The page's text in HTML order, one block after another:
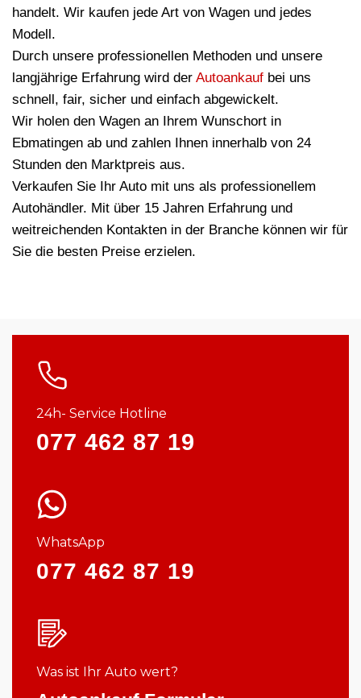
handelt. Wir kaufen jede Art von Wagen und jedes
Modell.
Durch unsere professionellen Methoden und unsere
langjährige Erfahrung wird der Autoankauf bei uns
schnell, fair, sicher und einfach abgewickelt.
Wir holen den Wagen an Ihrem Wunschort in
Ebmatingen ab und zahlen Ihnen innerhalb von 24
Stunden den Marktpreis aus.
Verkaufen Sie Ihr Auto mit uns als professionellem
Autohändler. Mit über 15 Jahren Erfahrung und
weitreichenden Kontakten in der Branche können wir für
Sie die besten Preise erzielen.
24h- Service Hotline
077 462 87 19
WhatsApp
077 462 87 19
Was ist Ihr Auto wert?